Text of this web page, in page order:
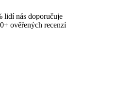
lidí nás doporučuje
ověřených recenzí